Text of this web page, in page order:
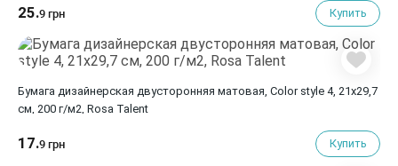
25.9 грн Купить
Бумага дизайнерская двусторонняя матовая, Color style 4, 21х29,7
см, 200 г/м2, Rosa Talent
17.9 грн Купить